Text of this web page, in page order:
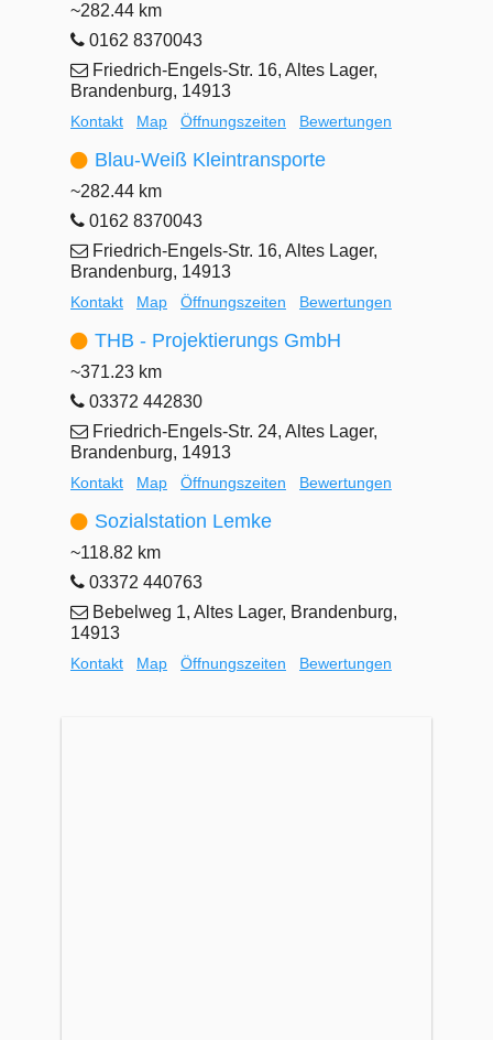
~282.44 km
0162 8370043
Friedrich-Engels-Str. 16, Altes Lager,
Brandenburg, 14913
Kontakt Map Öffnungszeiten Bewertungen
Blau-Weiß Kleintransporte
~282.44 km
0162 8370043
Friedrich-Engels-Str. 16, Altes Lager,
Brandenburg, 14913
Kontakt Map Öffnungszeiten Bewertungen
THB - Projektierungs GmbH
~371.23 km
03372 442830
Friedrich-Engels-Str. 24, Altes Lager,
Brandenburg, 14913
Kontakt Map Öffnungszeiten Bewertungen
Sozialstation Lemke
~118.82 km
03372 440763
Bebelweg 1, Altes Lager, Brandenburg,
14913
Kontakt Map Öffnungszeiten Bewertungen